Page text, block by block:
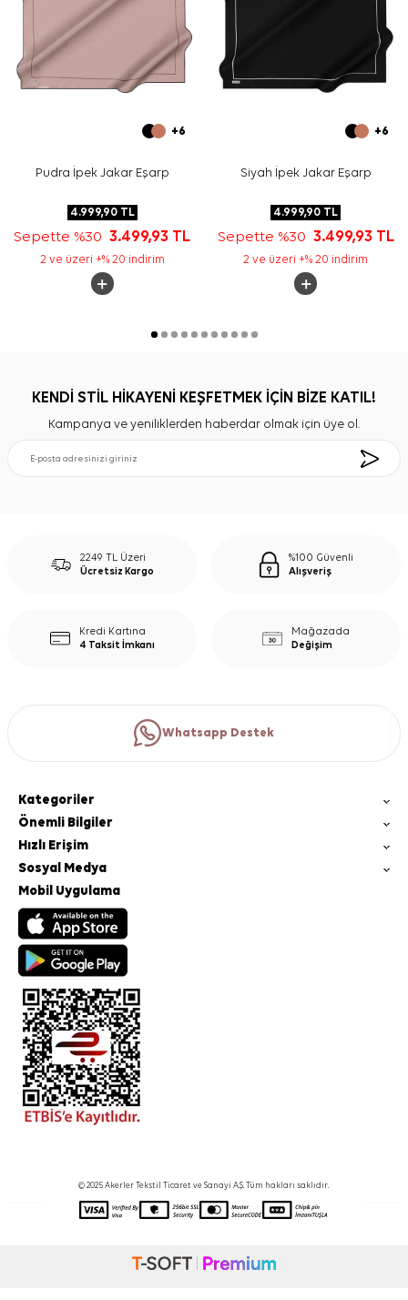
+6
Pudra İpek Jakar Eşarp
4.999,90TL
Sepette %303.499,93 TL
2 ve üzeri +% 20 indirim
+6
Siyah İpek Jakar Eşarp
4.999,90 TL
Sepette %30 3.499,93 TL
2 ve üzeri +% 20 indirim
KENDİ STİL HİKAYENİ KEŞFETMEK İÇİN BİZE KATIL!
Kampanya ve yeniliklerden haberdar olmak için üye ol.
2249 TL Üzeri
Ücretsiz Kargo
%100 Güvenli
Alışveriş
Kredi Kartına
4 Taksit İmkanı
Mağazada
Değişim
Whatsapp Destek
Kategoriler
Önemli Bilgiler
Hızlı Erişim
Sosyal Medya
Mobil Uygulama
© 2025 Akerler Tekstil Ticaret ve Sanayi A.Ş. Tüm hakları saklıdır.